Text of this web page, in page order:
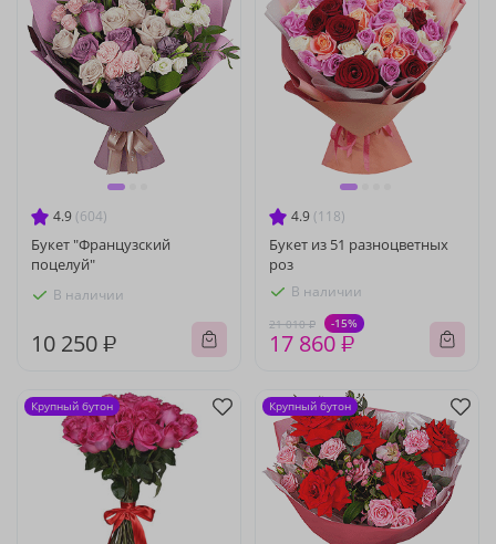
4.9 (604)
Букет "Французский
поцелуй"
В наличии
10 250 ₽
4.9 (118)
Букет из 51 разноцветных
роз
В наличии
21 010 ₽ -15%
17 860 ₽
Крупный бутон Крупный бутон